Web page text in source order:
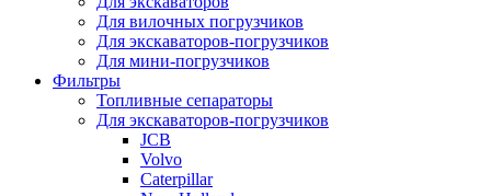
Для вилочных погрузчиков
Для экскаваторов-погрузчиков
Для мини-погрузчиков
Фильтры
Топливные сепараторы
Для экскаваторов-погрузчиков
JCB
Volvo
Caterpillar